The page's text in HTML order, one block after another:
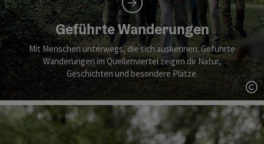
Geführte Wanderungen
Mit Menschen unterwegs, die sich auskennen: Geführte
Wanderungen im Quellenviertel zeigen dir Natur,
Geschichten und besondere Plätze.